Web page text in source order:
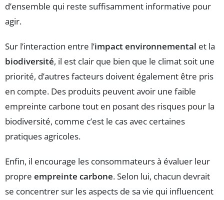
d’ensemble qui reste suffisamment informative pour
agir.
Sur l’interaction entre l’impact environnemental et la
biodiversité, il est clair que bien que le climat soit une
priorité, d’autres facteurs doivent également être pris
en compte. Des produits peuvent avoir une faible
empreinte carbone tout en posant des risques pour la
biodiversité, comme c’est le cas avec certaines
pratiques agricoles.
Enfin, il encourage les consommateurs à évaluer leur
propre empreinte carbone. Selon lui, chacun devrait
se concentrer sur les aspects de sa vie qui influencent